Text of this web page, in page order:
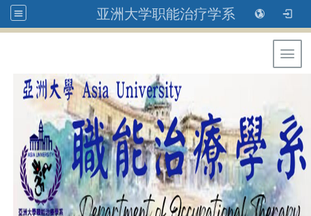
亚洲大学职能治疗学系